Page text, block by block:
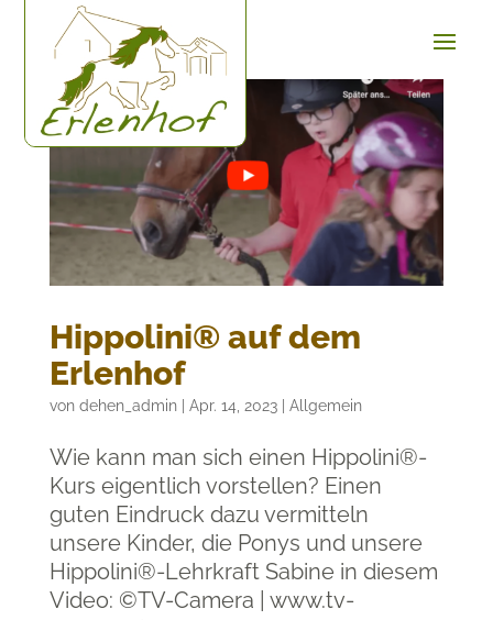
Hippolini® auf dem
Erlenhof
von dehen_admin| Apr. 14, 2023| Allgemein
Wie kann man sich einen Hippolini®-
Kurs eigentlich vorstellen? Einen
guten Eindruck dazu vermitteln
unsere Kinder, die Ponys und unsere
Hippolini®-Lehrkraft Sabine in diesem
Video: ©TV-Camera | www.tv-